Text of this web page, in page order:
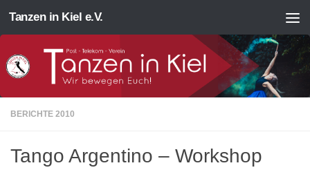
Zum Inhalt springen
Tanzen in Kiel e.V.
BERICHTE 2010
Tango Argentino – Workshop